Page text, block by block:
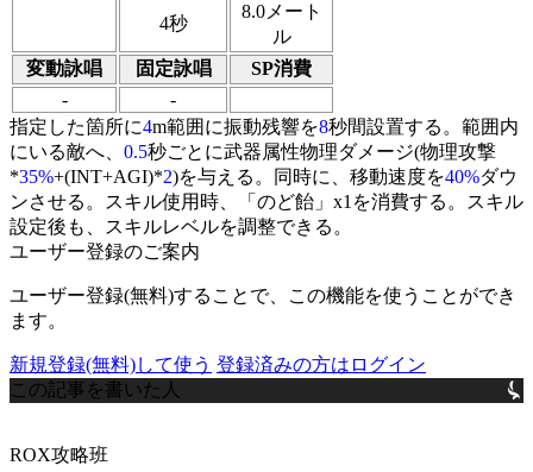
4秒
8.0メート
ル
変動詠唱
固定詠唱
SP消費
-
-
指定した箇所に4m範囲に振動残響を8秒間設置する。範囲内
にいる敵へ、 0.5秒ごとに武器属性物理ダメージ(物理攻撃
*35%+(INT+AGI)*2)を与える。同時に、移動速度を40%ダウ
ンさせる。スキル使用時、「 のど飴 」x1を消費する。スキル
設定後も、スキルレベルを調整できる。
ユーザー登録のご案内
ユーザー登録(無料)することで、この機能を使うことができ
ます。
新規登録(無料)して使う 登録済みの方はログイン
この記事を書いた人
ROX攻略班